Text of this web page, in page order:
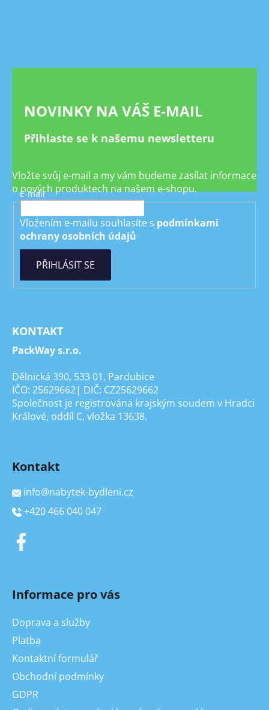
NOVINKY NA VÁŠ E-MAIL
Přihlaste se k našemu newsletteru
Vložte svůj e-mail a my vám budeme zasílat informace
o nových produktech na našem e-shopu.
E-mail
Vložením e-mailu souhlasíte s podmínkami
ochrany osobních údajů
PŘIHLÁSIT SE
KONTAKT
PackWay s.r.o.
Dělnická 390, 533 01, Pardubice
IČO: 25629662| DIČ: CZ25629662
Společnost je registrována krajským soudem v Hradci
Králové, oddíl C, vložka 13638.
Kontakt
info@nabytek-bydleni.cz
+420 466 040 047
Informace pro vás
Doprava a služby
Platba
Kontaktní formulář
Obchodní podmínky
GDPR